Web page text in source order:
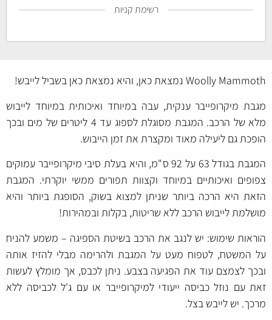
רשימת קניות
Woolly Mammoth נמצאת כאן, והיא נמצאת כאן בשביל לייבש!
מגבת מיקרופייבר ענקית, עבה במיוחד ואיכותית במיוחד לייבוש
מלא של הרכב. המגבת מסוגלת לספוג עד 4 ליטרים של מים ובכך
הופכת גם ליעילה מאוד ומקצרת את זמן הייבוש.
המגבת בגודל 63 על 92 ס"מ, והיא בעלת סיבי מיקרופייבר עמוקים
צפופים ואיכותיים במיוחד וקצוות תפורים ממשי יוקרתי. המגבת
הזאת היא הרכה ביותר שניתן למצוא בשוק, הסופגת ביותר והיא
מושלמת לייבוש הרכב ללא שריטות, בקלות ובמהירות!
הוראות שימוש: יש לנגב את הרכב בשיטת הספיגה – משמע להניח
על המשטח, לטפוח מעט על המגבת ולהרימה מבלי להזיז אותה
ובכך לצמצם עוד את הפגיעה בצבע. ניתן לכבס, אך מומלץ לעשות
זאת עם נוזל כביסה ייעודי למיקרופייבר או עם ג'ל לכביסה ללא
מרכך. יש לייבש בצל.